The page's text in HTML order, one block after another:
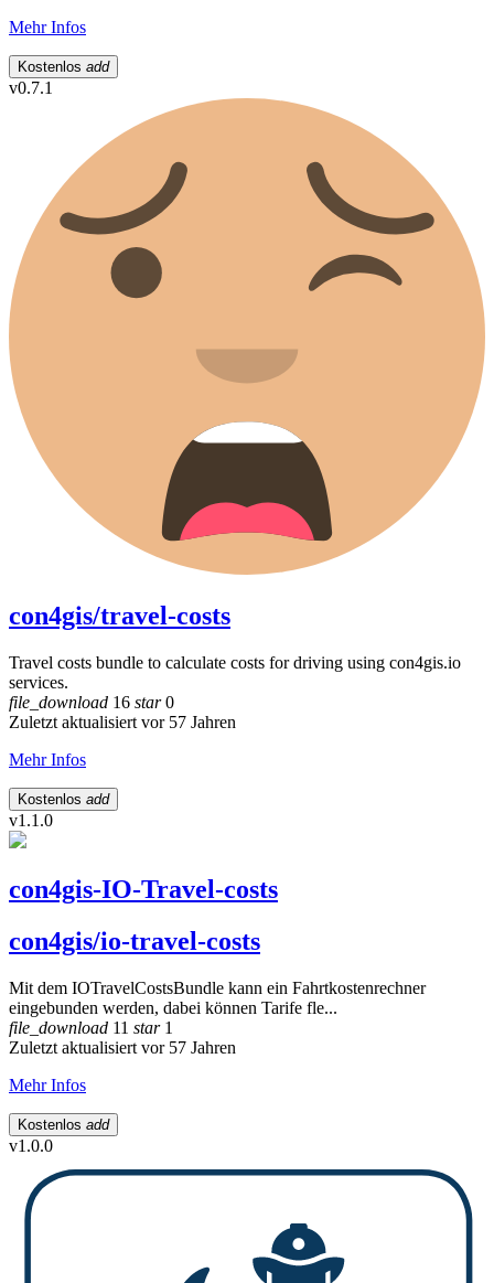
Mehr Infos
Kostenlos add
v0.7.1
con4gis/travel-costs
Travel costs bundle to calculate costs for driving using con4gis.io
services.
file_download 16 star0
Zuletzt aktualisiert vor 57 Jahren
Mehr Infos
Kostenlos add
v1.1.0
con4gis-IO-Travel-costs
con4gis/io-travel-costs
Mit dem IOTravelCostsBundle kann ein Fahrtkostenrechner
eingebunden werden, dabei können Tarife fle...
file_download 11 star1
Zuletzt aktualisiert vor 57 Jahren
Mehr Infos
Kostenlos add
v1.0.0